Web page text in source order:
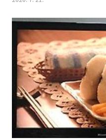
는 거의 쓰이지 않는 일본 고유 한
은 뜻을 지녔다. 아, 이름부터 성격
실하며 거절 못하고 당연히 호구
휴가; 말미. 3. 해고시킴; 또, 이혼
(暇) 자는 일본에서 히마, 이토마